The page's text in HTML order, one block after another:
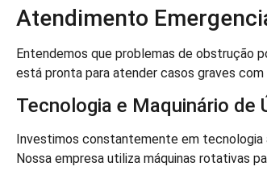
Atendimento
Entendemos que problemas de obstrução
está pronta para atender casos graves
Tecnologia e Maquinário de
Investimos constantemente em
Nossa empresa utiliza máquinas rotativas